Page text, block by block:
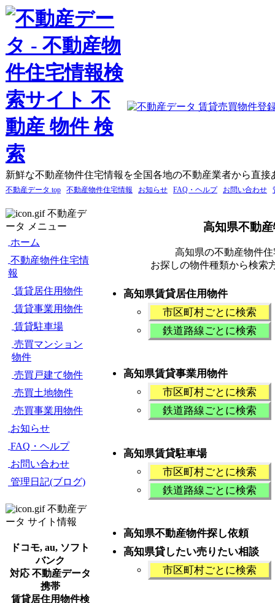
新鮮な不動産物件住宅情報を全国各地の不動産業者から直接
不動産データ top 不動産物件住宅情報 お知らせ FAQ・ヘルプ お問い合わせ
不動産デ
ータ メニュー
ホーム
不動産物件住宅情
報
賃貸居住用物件
賃貸事業用物件
賃貸駐車場
売買マンション
物件
売買戸建て物件
売買土地物件
売買事業用物件
お知らせ
FAQ・ヘルプ
お問い合わせ
管理日記(ブログ)
不動産デ
ータ サイト情報
ドコモ, au, ソフト
バンク
対応 不動産データ
携帯
賃貸居住用物件検
高知県不動
高知県の不動産物件
お探しの物件種類から検索
高知県賃貸居住用物件
市区町村ごとに検索
鉄道路線ごとに検索
高知県賃貸事業用物件
市区町村ごとに検索
鉄道路線ごとに検索
高知県賃貸駐車場
市区町村ごとに検索
鉄道路線ごとに検索
高知県不動産物件探し依頼
高知県貸したい売りたい相談
市区町村ごとに検索